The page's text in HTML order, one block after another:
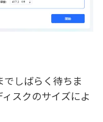
しばらく待ちま
スクのサイズによ